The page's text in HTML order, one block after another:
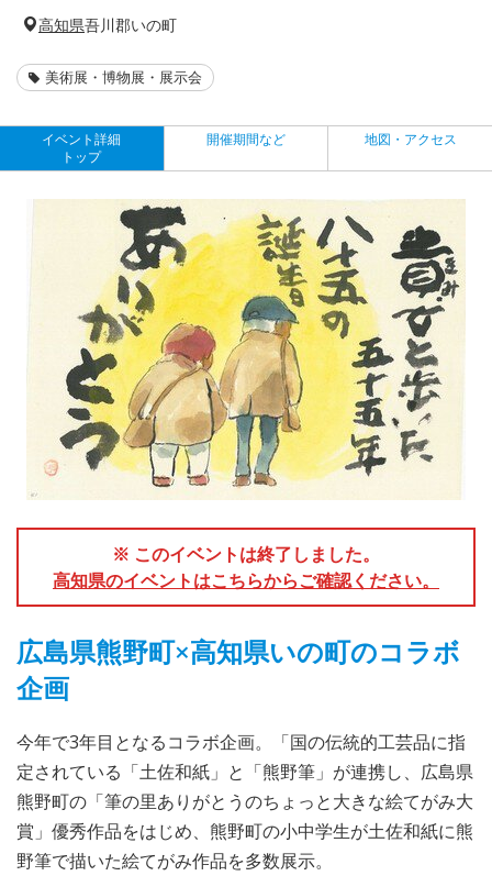
高知県吾川郡いの町
美術展・博物展・展示会
イベント詳細
トップ
開催期間など 地図・アクセス
※ このイベントは終了しました。
高知県のイベントはこちらからご確認ください。
広島県熊野町×高知県いの町のコラボ
企画
今年で3年目となるコラボ企画。「国の伝統的工芸品に指
定されている「土佐和紙」と「熊野筆」が連携し、広島県
熊野町の「筆の里ありがとうのちょっと大きな絵てがみ大
賞」優秀作品をはじめ、熊野町の小中学生が土佐和紙に熊
野筆で描いた絵てがみ作品を多数展示。